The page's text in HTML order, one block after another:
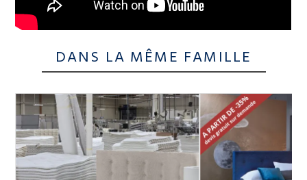
DANS LA MÊME FAMILLE